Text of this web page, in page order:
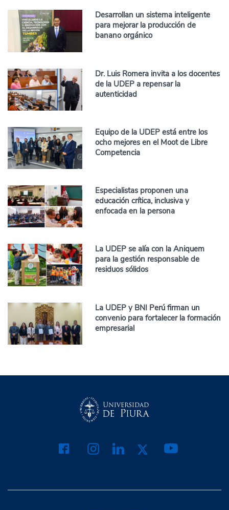
Desarrollan un sistema inteligente
para mejorar la producción de
banano orgánico
Dr. Luis Romera invita a los docentes
de la UDEP a repensar la
autenticidad
Equipo de la UDEP está entre los
ocho mejores en el Moot de Libre
Competencia
Especialistas proponen una
educación crítica, inclusiva y
enfocada en la persona
La UDEP se alía con la Aniquem
para la gestión responsable de
residuos sólidos
La UDEP y BNI Perú firman un
convenio para fortalecer la formación
empresarial